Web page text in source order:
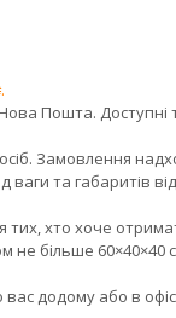
Пошта.
Замовлення
ваги та габаритів
хто хоче
більше 60×40×40
додому або в офіс.